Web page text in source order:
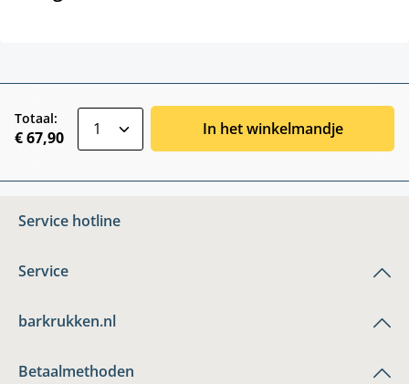
Totaal:
€ 67,90 In het winkelmandje
Service hotline
Service
barkrukken.nl
Betaalmethoden